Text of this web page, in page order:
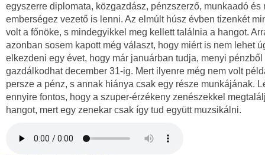
egyszerre diplomata, közgazdász, pénzszerző, munkaadó és
emberségez vezető is lenni. Az elmúlt húsz évben tizenkét
volt a főnöke, s mindegyikkel meg kellett találnia a hangot.
azonban sosem kapott még választ, hogy miért is nem lehet
elkezdeni egy évet, hogy már januárban tudja, menyi pénzből
gazdálkodhat december 31-ig. Mert ilyenre még nem volt
persze a pénz, s annak hiánya csak egy része munkájának.
ennyire fontos, hogy a szuper-érzékeny zenészekkel
hangot, mert egy zenekar csak így tud együtt muzsikálni.